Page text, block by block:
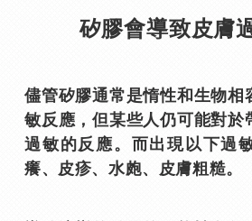
矽膠會導致皮膚
儘管矽膠通常是惰性和生物相
敏反應，但某些人仍可能對於
過敏的反應。而出現以下過
癢、皮疹、水皰、皮膚粗糙。